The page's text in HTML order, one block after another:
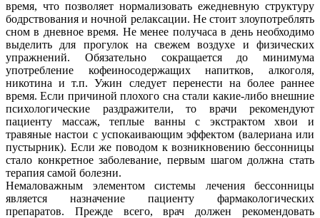
время, что позволяет нормализовать ежедневную структуру
бодрствования и ночной релаксации. Не стоит злоупотреблять
сном в дневное время. Не менее получаса в день необходимо
выделить для прогулок на свежем воздухе и физических
упражнений. Обязательно сокращается до минимума
употребление кофеиносодержащих напитков, алкоголя,
никотина и т.п. Ужин следует перенести на более раннее
время. Если причиной плохого сна стали какие-либо внешние
психологические раздражители, то врачи рекомендуют
пациенту массаж, теплые ванны с экстрактом хвои и
травяные настои с успокаивающим эффектом (валериана или
пустырник). Если же поводом к возникновению бессонницы
стало конкретное заболевание, первым шагом должна стать
терапия самой болезни.
Немаловажным элементом системы лечения бессонницы
является назначение пациенту фармакологических
препаратов. Прежде всего, врач должен рекомендовать